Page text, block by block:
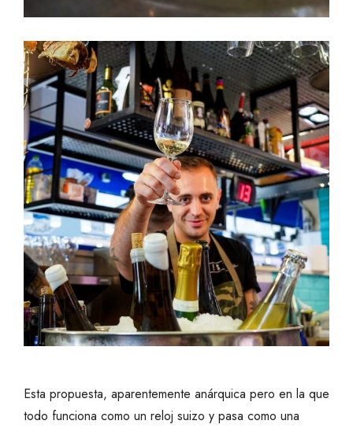
Esta propuesta, aparentemente anárquica pero en la que
todo funciona como un reloj suizo y pasa como una